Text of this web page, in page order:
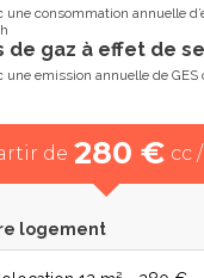
une consommation annuelle
de gaz à effet de
une emission annuelle de GES
de 280 € cc
logement